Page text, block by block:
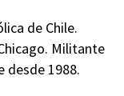
de Chile.
Militante
desde 1988.